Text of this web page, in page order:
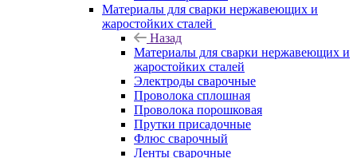
Материалы для сварки нержавеющих и
жаростойких сталей
Назад
Материалы для сварки нержавеющих и
жаростойких сталей
Электроды сварочные
Проволока сплошная
Проволока порошковая
Прутки присадочные
Флюс сварочный
Ленты сварочные